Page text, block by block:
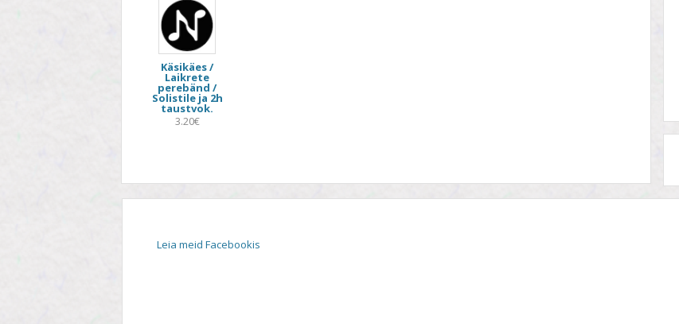
Käsikäes /
Laikrete
perebänd /
Solistile ja 2h
taustvok.
3.20€
Leia meid Facebookis